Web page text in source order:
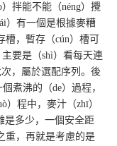
拌能不能（néng）攪
）有一個是根據麥糟
槽，暫存（cún）槽可
要是（shì）看每天連
，屬於選配序列。後
煮沸的（de）過程，
）程中，麥汁（zhī）
是多少，一個安全距
重，再就是考慮的是